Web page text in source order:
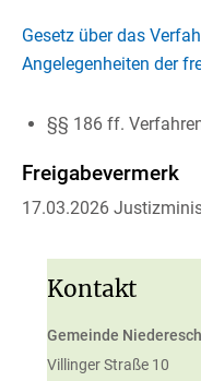
Gesetz über das
Angelegenheiten der
§§ 186 ff.
Freigabevermerk
17.03.2026
Kontakt
Gemeinde
Villinger Straße 10